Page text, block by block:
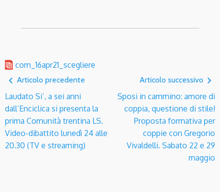
com_16apr21_scegliere
navigate_before Articolo precedente
Laudato Si’, a sei anni
dall’Enciclica si presenta la
prima Comunità trentina LS.
Video-dibattito lunedì 24 alle
20.30 (TV e streaming)
Articolo successivo navigate_next
Sposi in cammino: amore di
coppia, questione di stile!
Proposta formativa per
coppie con Gregorio
Vivaldelli. Sabato 22 e 29
maggio